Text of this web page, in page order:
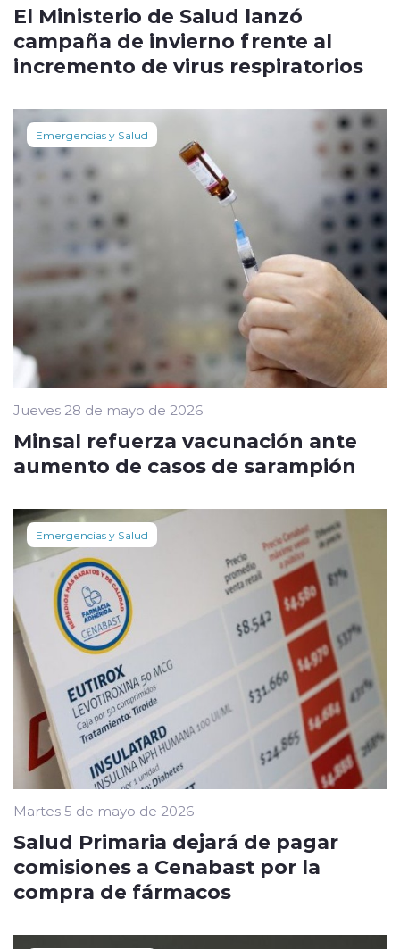
El Ministerio de Salud lanzó
campaña de invierno frente al
incremento de virus respiratorios
Emergencias y Salud
Jueves 28 de mayo de 2026
Minsal refuerza vacunación ante
aumento de casos de sarampión
Emergencias y Salud
Martes 5 de mayo de 2026
Salud Primaria dejará de pagar
comisiones a Cenabast por la
compra de fármacos